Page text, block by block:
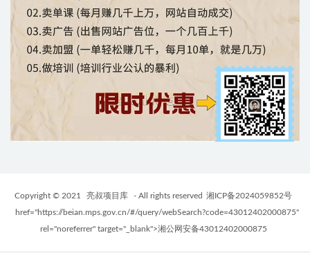
Copyright © 2021 亮叔项目库 - All rights reserved 湘ICP备2024059852号
href="https://beian.mps.gov.cn/#/query/webSearch?code=43012402000875"
rel="noreferrer" target="_blank">湘公网安备43012402000875